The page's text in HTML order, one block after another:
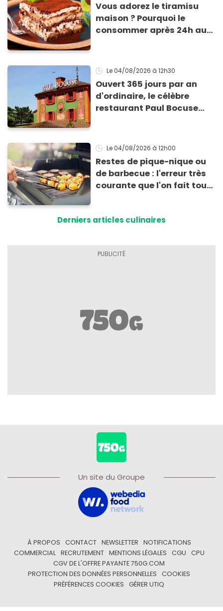
Vous adorez le tiramisu
maison ? Pourquoi le
consommer après 24h au
Le 04/08/2026 à 12h30
Ouvert 365 jours par an
d'ordinaire, le célèbre
restaurant Paul Bocuse
Le 04/08/2026 à 12h00
Restes de pique-nique ou
de barbecue : l'erreur très
courante que l'on fait tous
Derniers articles culinaires
Un site du Groupe
À PROPOS CONTACT NEWSLETTER
NOTIFICATIONS
COMMERCIAL
RECRUTEMENT MENTIONS LÉGALES CGU
CPU
CGV DE L'OFFRE PAYANTE 750G.COM
PROTECTION DES DONNÉES PERSONNELLES
COOKIES
PRÉFÉRENCES COOKIES
GÉRER UTIQ